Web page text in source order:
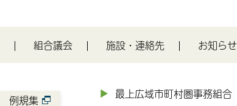
組合議会 施設・連絡先 お知らせ
例規集
最上広域市町村圏事務組合